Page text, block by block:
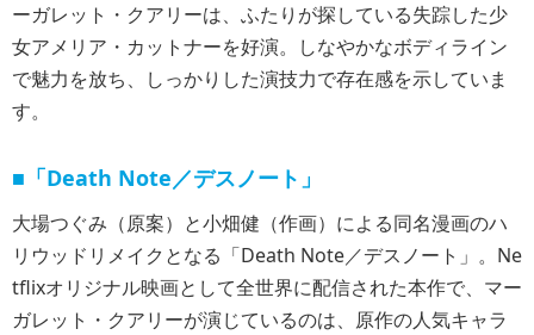
ーガレット・クアリーは、ふたりが探している失踪した少
女アメリア・カットナーを好演。しなやかなボディライン
で魅力を放ち、しっかりした演技力で存在感を示していま
す。
■「Death Note／デスノート」
大場つぐみ（原案）と小畑健（作画）による同名漫画のハ
リウッドリメイクとなる「Death Note／デスノート」。Ne
tflixオリジナル映画として全世界に配信された本作で、マー
ガレット・クアリーが演じているのは、原作の人気キャラ